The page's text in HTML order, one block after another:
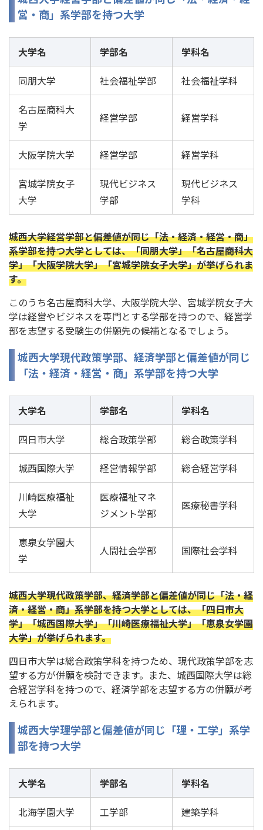
営・商」系学部を持つ大学
大学名 学部名 学科名
同朋大学 社会福祉学部 社会福祉学科
名古屋商科大
学
経営学部 経営学科
大阪学院大学 経営学部 経営学科
宮城学院女子
大学
現代ビジネス
学部
現代ビジネス
学科
城西大学経営学部と偏差値が同じ「法・経済・経営・商」
系学部を持つ大学としては、「同朋大学」「名古屋商科大
学」「大阪学院大学」「宮城学院女子大学」が挙げられま
す。
このうち名古屋商科大学、大阪学院大学、宮城学院女子大
学は経営やビジネスを専門とする学部を持つので、経営学
部を志望する受験生の併願先の候補となるでしょう。
城西大学現代政策学部、経済学部と偏差値が同じ
「法・経済・経営・商」系学部を持つ大学
大学名 学部名 学科名
四日市大学 総合政策学部 総合政策学科
城西国際大学 経営情報学部 総合経営学科
川崎医療福祉
大学
医療福祉マネ
ジメント学部
医療秘書学科
恵泉女学園大
学
人間社会学部 国際社会学科
城西大学現代政策学部、経済学部と偏差値が同じ「法・経
済・経営・商」系学部を持つ大学としては、「四日市大
学」「城西国際大学」「川崎医療福祉大学」「恵泉女学園
大学」が挙げられます。
四日市大学は総合政策学科を持つため、現代政策学部を志
望する方が併願を検討できます。また、城西国際大学は総
合経営学科を持つので、経済学部を志望する方の併願が考
えられます。
城西大学理学部と偏差値が同じ「理・工学」系学
部を持つ大学
大学名 学部名 学科名
北海学園大学 工学部 建築学科